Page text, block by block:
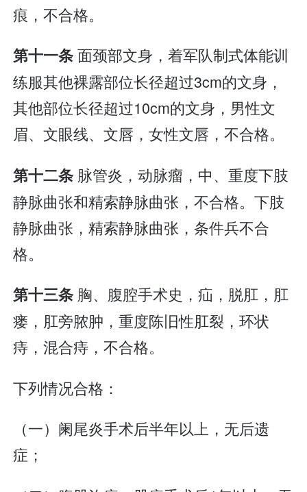
痕，不合格。
第十一条面颈部文身，着军队制式体能训
练服其他裸露部位长径超过3cm的文身，
其他部位长径超过10cm的文身，男性文
眉、文眼线、文唇，女性文唇，不合格。
第十二条 脉管炎，动脉瘤，中、重度下肢
静脉曲张和精索静脉曲张，不合格。下肢
静脉曲张，精索静脉曲张，条件兵不合
格。
第十三条 胸、腹腔手术史，疝，脱肛，肛
瘘，肛旁脓肿，重度陈旧性肛裂，环状
痔，混合痔，不合格。
下列情况合格：
（一）阑尾炎手术后半年以上，无后遗
症；